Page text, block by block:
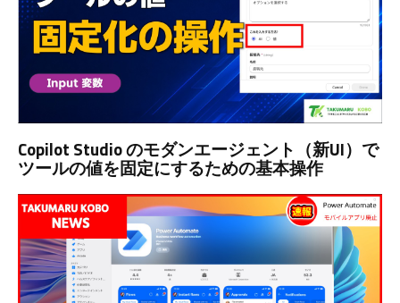
Copilot Studio のモダンエージェント（新UI）で
ツールの値を固定にするための基本操作